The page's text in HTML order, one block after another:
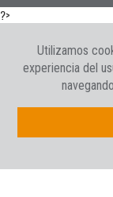
?>
Utilizamos
experiencia del